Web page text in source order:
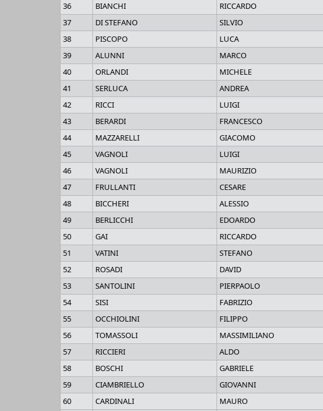
36
BIANCHI RICCARDO
37
DI STEFANO SILVIO
38
PISCOPO LUCA
39
ALUNNI MARCO
40
ORLANDI MICHELE
41
SERLUCA ANDREA
42
RICCI LUIGI
43
BERARDI FRANCESCO
44
MAZZARELLI GIACOMO
45
VAGNOLI LUIGI
46
VAGNOLI MAURIZIO
47
FRULLANTI CESARE
48
BICCHERI ALESSIO
49
BERLICCHI EDOARDO
50
GAI RICCARDO
51
VATINI STEFANO
52
ROSADI DAVID
53
SANTOLINI PIERPAOLO
54
SISI FABRIZIO
55
OCCHIOLINI FILIPPO
56
TOMASSOLI MASSIMILIANO
57
RICCIERI ALDO
58
BOSCHI GABRIELE
59
CIAMBRIELLO GIOVANNI
60
CARDINALI MAURO